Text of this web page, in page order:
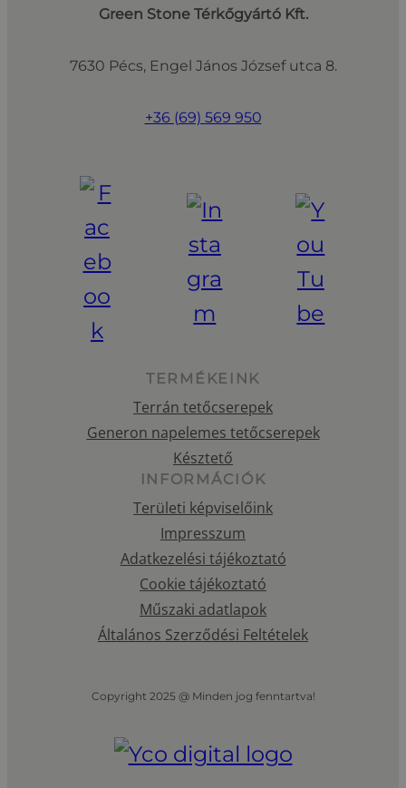
Green Stone Térkőgyártó Kft.
7630 Pécs, Engel János József utca 8.
+36 (69) 569 950
TERMÉKEINK
Terrán tetőcserepek
Generon napelemes tetőcserepek
Késztető
INFORMÁCIÓK
Területi képviselőink
Impresszum
Adatkezelési tájékoztató
Cookie tájékoztató
Műszaki adatlapok
Általános Szerződési Feltételek
Copyright 2025 @ Minden jog fenntartva!